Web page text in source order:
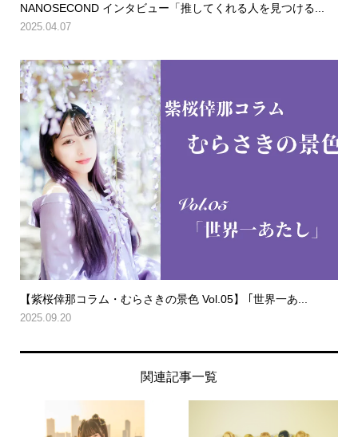
NANOSECOND インタビュー「推してくれる人を見つける...
2025.04.07
【紫桜倖那コラム・むらさきの景色 Vol.05】 ｢世界一あ...
2025.09.20
関連記事一覧